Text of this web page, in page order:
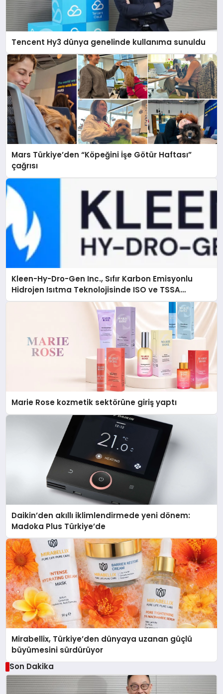
Tencent Hy3 dünya genelinde kullanıma sunuldu
Mars Türkiye’den “Köpeğini İşe Götür Haftası”
çağrısı
Kleen-Hy-Dro-Gen Inc., Sıfır Karbon Emisyonlu
Hidrojen Isıtma Teknolojisinde ISO ve TSSA
Düzenleyici Onaylarını Aldı
Marie Rose kozmetik sektörüne giriş yaptı
Daikin’den akıllı iklimlendirmede yeni dönem:
Madoka Plus Türkiye’de
Mirabellix, Türkiye’den dünyaya uzanan güçlü
büyümesini sürdürüyor
Son Dakika